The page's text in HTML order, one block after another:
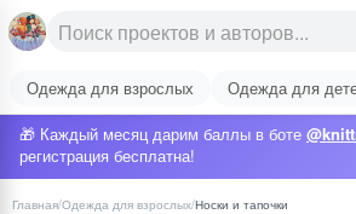
Одежда для взрослых Одежда для
🎁 Каждый месяц дарим баллы в боте
регистрация бесплатна!
Главная/Одежда для взрослых/Носки и тапочки